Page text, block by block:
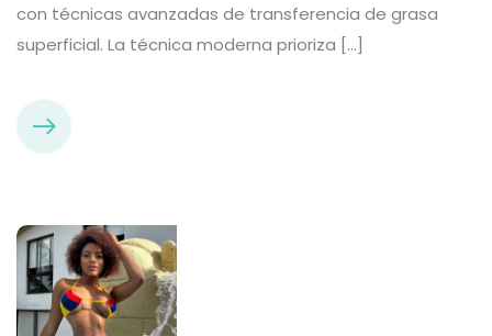
con técnicas avanzadas de transferencia de grasa
superficial. La técnica moderna prioriza […]